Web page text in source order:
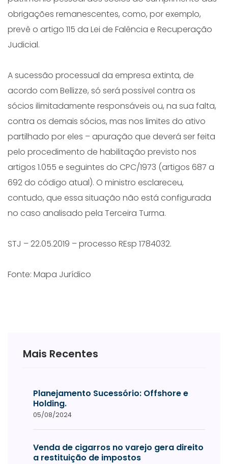
obrigações remanescentes, como, por exemplo,
prevê o artigo 115 da Lei de Falência e Recuperação
Judicial.
A sucessão processual da empresa extinta, de
acordo com Bellizze, só será possível contra os
sócios ilimitadamente responsáveis ou, na sua falta,
contra os demais sócios, mas nos limites do ativo
partilhado por eles – apuração que deverá ser feita
pelo procedimento de habilitação previsto nos
artigos 1.055 e seguintes do CPC/1973 (artigos 687 a
692 do código atual). O ministro esclareceu,
contudo, que essa situação não está configurada
no caso analisado pela Terceira Turma.
STJ – 22.05.2019 – processo REsp 1784032.
Fonte: Mapa Jurídico
Mais Recentes
Planejamento Sucessório: Offshore e
Holding.
05/08/2024
Venda de cigarros no varejo gera direito
a restituição de impostos